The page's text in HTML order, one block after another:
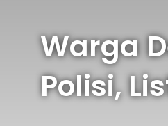
Warga
Polisi,